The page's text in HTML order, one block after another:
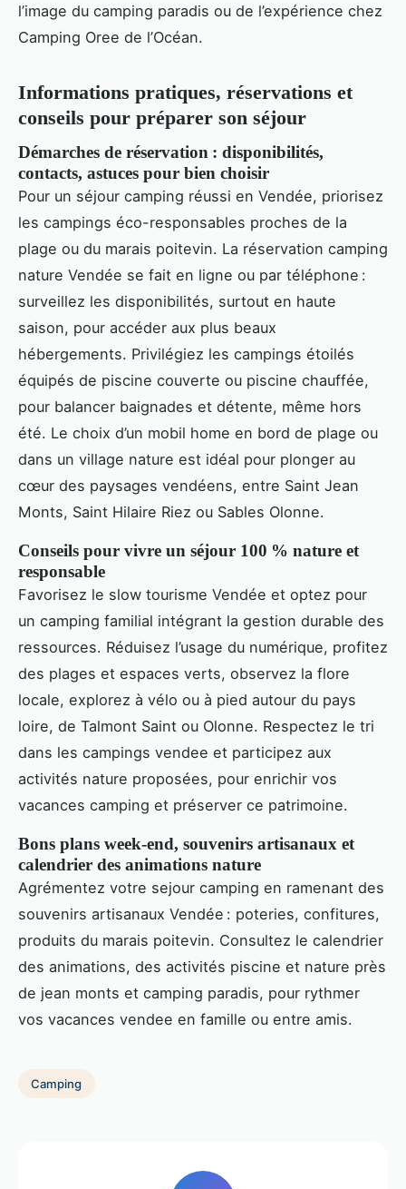
l’image du camping paradis ou de l’expérience chez
Camping Oree de l’Océan.
Informations pratiques, réservations et
conseils pour préparer son séjour
Démarches de réservation : disponibilités,
contacts, astuces pour bien choisir
Pour un séjour camping réussi en Vendée, priorisez
les campings éco-responsables proches de la
plage ou du marais poitevin. La réservation camping
nature Vendée se fait en ligne ou par téléphone :
surveillez les disponibilités, surtout en haute
saison, pour accéder aux plus beaux
hébergements. Privilégiez les campings étoilés
équipés de piscine couverte ou piscine chauffée,
pour balancer baignades et détente, même hors
été. Le choix d’un mobil home en bord de plage ou
dans un village nature est idéal pour plonger au
cœur des paysages vendéens, entre Saint Jean
Monts, Saint Hilaire Riez ou Sables Olonne.
Conseils pour vivre un séjour 100 % nature et
responsable
Favorisez le slow tourisme Vendée et optez pour
un camping familial intégrant la gestion durable des
ressources. Réduisez l’usage du numérique, profitez
des plages et espaces verts, observez la flore
locale, explorez à vélo ou à pied autour du pays
loire, de Talmont Saint ou Olonne. Respectez le tri
dans les campings vendee et participez aux
activités nature proposées, pour enrichir vos
vacances camping et préserver ce patrimoine.
Bons plans week-end, souvenirs artisanaux et
calendrier des animations nature
Agrémentez votre sejour camping en ramenant des
souvenirs artisanaux Vendée : poteries, confitures,
produits du marais poitevin. Consultez le calendrier
des animations, des activités piscine et nature près
de jean monts et camping paradis, pour rythmer
vos vacances vendee en famille ou entre amis.
Camping